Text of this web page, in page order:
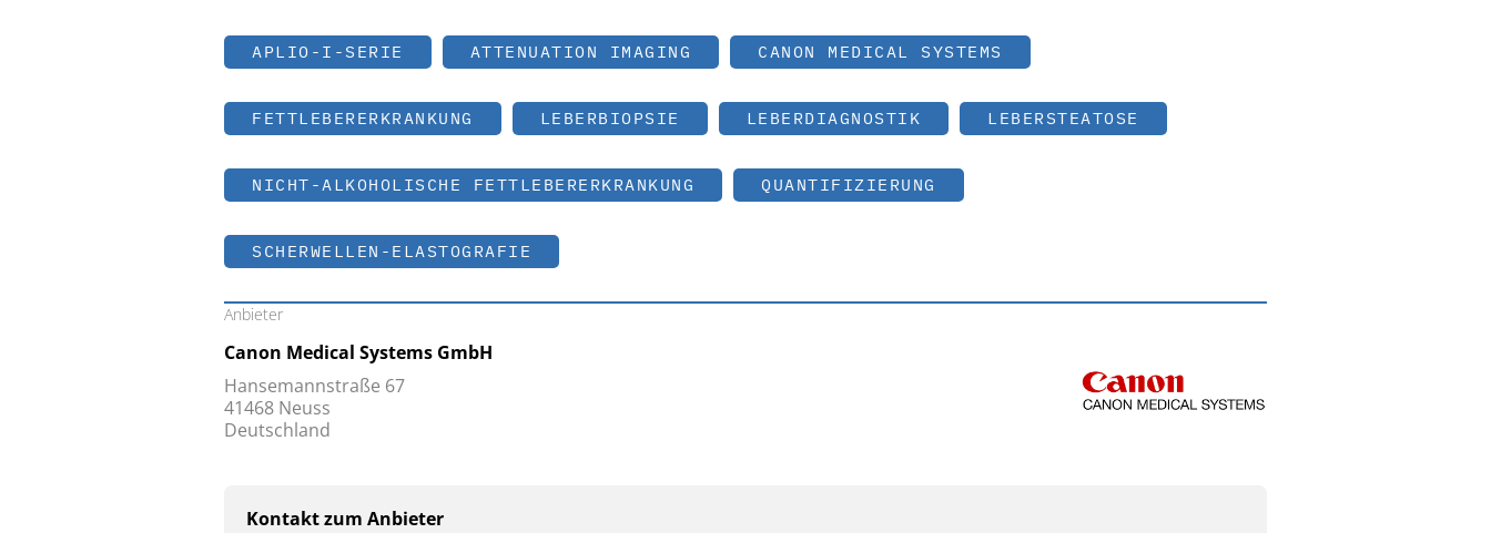
APLIO-I-SERIE ATTENUATION IMAGING CANON MEDICAL SYSTEMS
FETTLEBERERKRANKUNG LEBERBIOPSIE LEBERDIAGNOSTIK LEBERSTEATOSE
NICHT-ALKOHOLISCHE FETTLEBERERKRANKUNG QUANTIFIZIERUNG
SCHERWELLEN-ELASTOGRAFIE
Anbieter
Canon Medical Systems GmbH
Hansemannstraße 67
41468 Neuss
Deutschland
Kontakt zum Anbieter